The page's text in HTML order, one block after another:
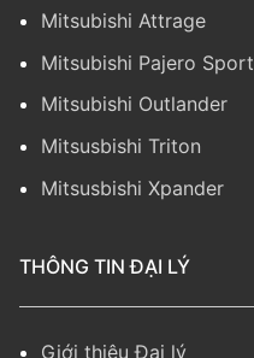
Mitsubishi Attrage
Mitsubishi Pajero Sport
Mitsubishi Outlander
Mitsusbishi Triton
Mitsusbishi Xpander
THÔNG TIN ĐẠI LÝ
Giới thiệu Đại lý